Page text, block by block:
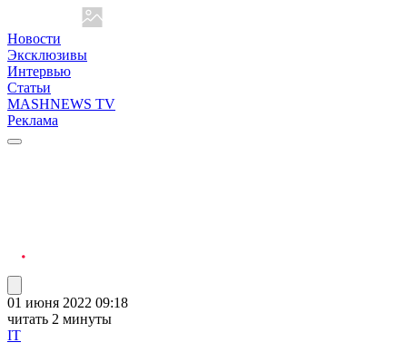
Новости
Эксклюзивы
Интервью
Статьи
MASHNEWS TV
Реклама
01 июня 2022 09:18
читать 2 минуты
IT